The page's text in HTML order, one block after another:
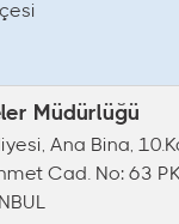
Müdürlüğü
Ana Bina,
Cad. No: 63